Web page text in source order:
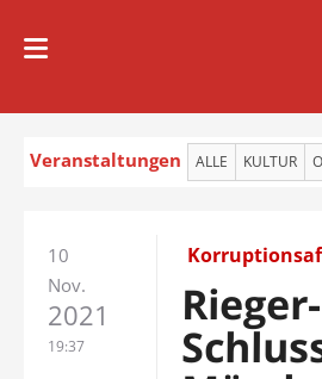
Veranstaltungen ALLE KULTUR
10
Nov.
2021
19:37